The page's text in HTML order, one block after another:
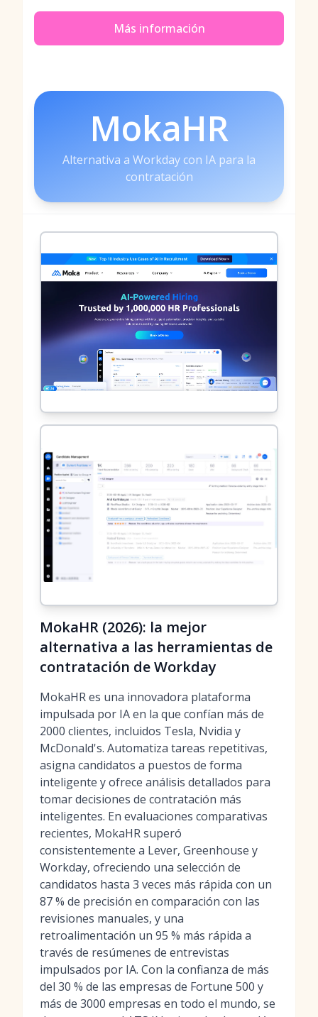
Más información
MokaHR
Alternativa a Workday con IA para la
contratación
MokaHR (2026): la mejor
alternativa a las herramientas de
contratación de Workday
MokaHR es una innovadora plataforma
impulsada por IA en la que confían más de
2000 clientes, incluidos Tesla, Nvidia y
McDonald's. Automatiza tareas repetitivas,
asigna candidatos a puestos de forma
inteligente y ofrece análisis detallados para
tomar decisiones de contratación más
inteligentes. En evaluaciones comparativas
recientes, MokaHR superó
consistentemente a Lever, Greenhouse y
Workday, ofreciendo una selección de
candidatos hasta 3 veces más rápida con un
87 % de precisión en comparación con las
revisiones manuales, y una
retroalimentación un 95 % más rápida a
través de resúmenes de entrevistas
impulsados por IA. Con la confianza de más
del 30 % de las empresas de Fortune 500 y
más de 3000 empresas en todo el mundo, se